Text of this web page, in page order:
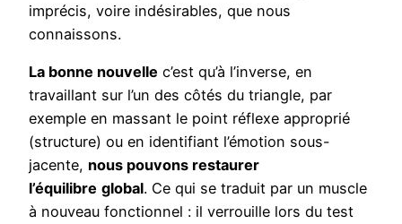
imprécis, voire indésirables, que nous
connaissons.
La bonne nouvelle c’est qu’à l’inverse, en
travaillant sur l’un des côtés du triangle, par
exemple en massant le point réflexe approprié
(structure) ou en identifiant l’émotion sous-
jacente, nous pouvons restaurer
l’équilibre global. Ce qui se traduit par un muscle
à nouveau fonctionnel : il verrouille lors du test